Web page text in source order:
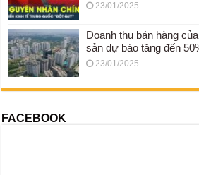
23/01/2025
Doanh thu bán hàng
sản dự báo tăng đến
23/01/2025
FACEBOOK